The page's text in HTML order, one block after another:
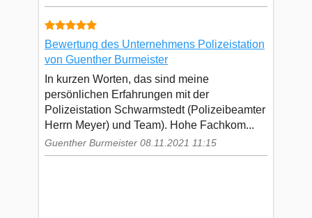
Bewertung des Unternehmens Polizeistation
von Guenther Burmeister
In kurzen Worten, das sind meine
persönlichen Erfahrungen mit der
Polizeistation Schwarmstedt (Polizeibeamter
Herrn Meyer) und Team). Hohe Fachkom...
Guenther Burmeister 08.11.2021 11:15